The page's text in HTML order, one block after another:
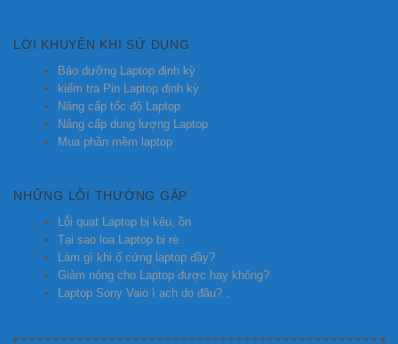
LỜI KHUYÊN KHI SỬ DỤNG
Bảo dưỡng Laptop định kỳ
kiểm tra Pin Laptop định kỳ
Nâng cấp tốc độ Laptop
Nâng cấp dung lượng Laptop
Mua phần mềm laptop
NHỮNG LỖI THƯỜNG GẶP
Lỗi quạt Laptop bị kêu, ồn
Tại sao loa Laptop bị rè
Làm gì khi ổ cứng laptop đầy?
Giảm nóng cho Laptop được hay không?
Laptop Sony Vaio ì ạch do đâu? .